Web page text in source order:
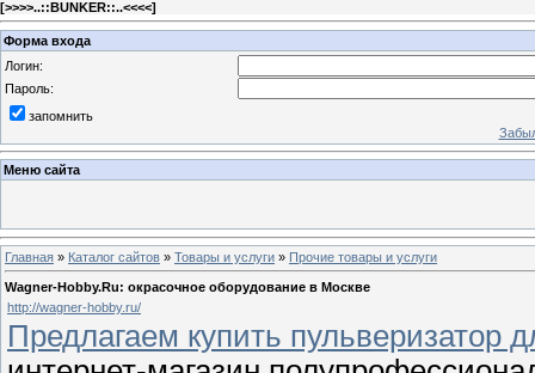
[>>>>..::BUNKER::..<<<<]
Форма входа
Логин:
Пароль:
запомнить
Меню сайта
Главная » Каталог сайтов » Товары и услуги » Прочие товары и услуги
Wagner-Hobby.Ru: окрасочное оборудование в Москве
http://wagner-hobby.ru/
Предлагаем купить пульверизатор